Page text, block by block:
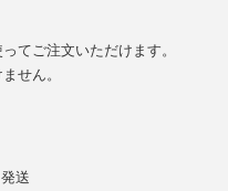
てご注文いただけます。
せん。
送